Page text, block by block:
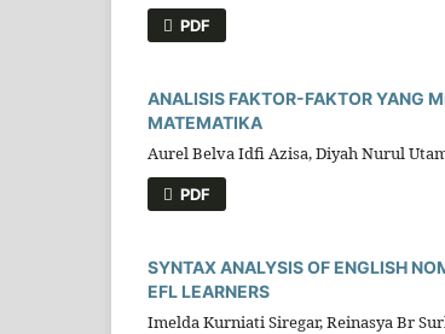
PDF
ANALISIS FAKTOR-FAKTOR YANG
MATEMATIKA
Aurel Belva Idfi Azisa, Diyah Nurul
PDF
SYNTAX ANALYSIS OF ENGLISH
EFL LEARNERS
Imelda Kurniati Siregar, Reinasya Br